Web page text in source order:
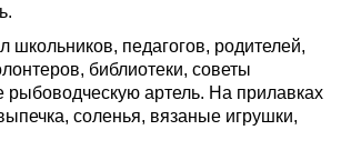
школьников, педагогов, родителей,
библиотеки, советы
рыбоводческую артель. На прилавках
соленья, вязаные игрушки,